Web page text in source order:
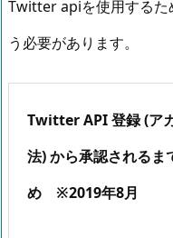
Twitter apiを使用するた
う必要があります。
Twitter API 登録 (ア
法) から承認されるま
め ※2019年8月